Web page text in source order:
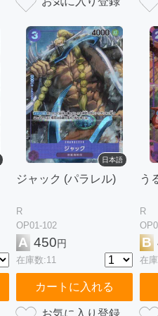
日本語
ジャック (パラレル)
R
OP01-102
A 450円
在庫数:11
カートに入れる
う
R
B
在